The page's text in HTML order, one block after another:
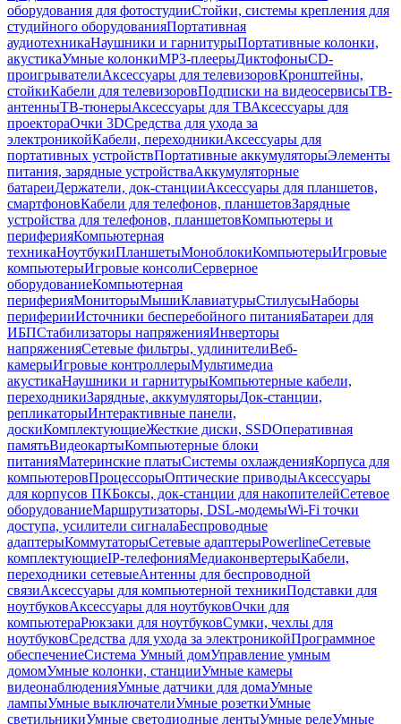
оборудования для фотостудииСтойки, системы крепления для
студийного оборудованияПортативная
аудиотехникаНаушники и гарнитурыПортативные колонки,
акустикаУмные колонкиMP3-плеерыДиктофоныCD-
проигрывателиАксессуары для телевизоровКронштейны,
стойкиКабели для телевизоровПодписки на видеосервисыТВ-
антенныТВ-тюнерыАксессуары для ТВАксессуары для
проектораОчки 3DСредства для ухода за
электроникойКабели, переходникиАксессуары для
портативных устройствПортативные аккумуляторыЭлементы
питания, зарядные устройстваАккумуляторные
батареиДержатели, док-станцииАксессуары для планшетов,
смартфоновКабели для телефонов, планшетовЗарядные
устройства для телефонов, планшетовКомпьютеры и
периферияКомпьютерная
техникаНоутбукиПланшетыМоноблокиКомпьютерыИгровые
компьютерыИгровые консолиСерверное
оборудованиеКомпьютерная
периферияМониторыМышиКлавиатурыСтилусыНаборы
периферииИсточники бесперебойного питанияБатареи для
ИБПСтабилизаторы напряженияИнверторы
напряженияСетевые фильтры, удлинителиВеб-
камерыИгровые контроллерыМультимедиа
акустикаНаушники и гарнитурыКомпьютерные кабели,
переходникиЗарядные, аккумуляторыДок-станции,
репликаторыИнтерактивные панели,
доскиКомплектующиеЖесткие диски, SSDОперативная
памятьВидеокартыКомпьютерные блоки
питанияМатеринские платыСистемы охлажденияКорпуса для
компьютеровПроцессорыОптические приводыАксессуары
для корпусов ПКБоксы, док-станции для накопителейСетевое
оборудованиеМаршрутизаторы, DSL-модемыWi-Fi точки
доступа, усилители сигналаБеспроводные
адаптерыКоммутаторыСетевые адаптерыPowerlineСетевые
комплектующиеIP-телефонияМедиаконвертерыКабели,
переходники сетевыеАнтенны для беспроводной
связиАксессуары для компьютерной техникиПодставки для
ноутбуковАксессуары для ноутбуковОчки для
компьютераРюкзаки для ноутбуковСумки, чехлы для
ноутбуковСредства для ухода за электроникойПрограммное
обеспечениеСистема Умный домУправление умным
домомУмные колонки, станцииУмные камеры
видеонаблюденияУмные датчики для домаУмные
лампыУмные выключателиУмные розеткиУмные
светильникиУмные светодиодные лентыУмные релеУмные